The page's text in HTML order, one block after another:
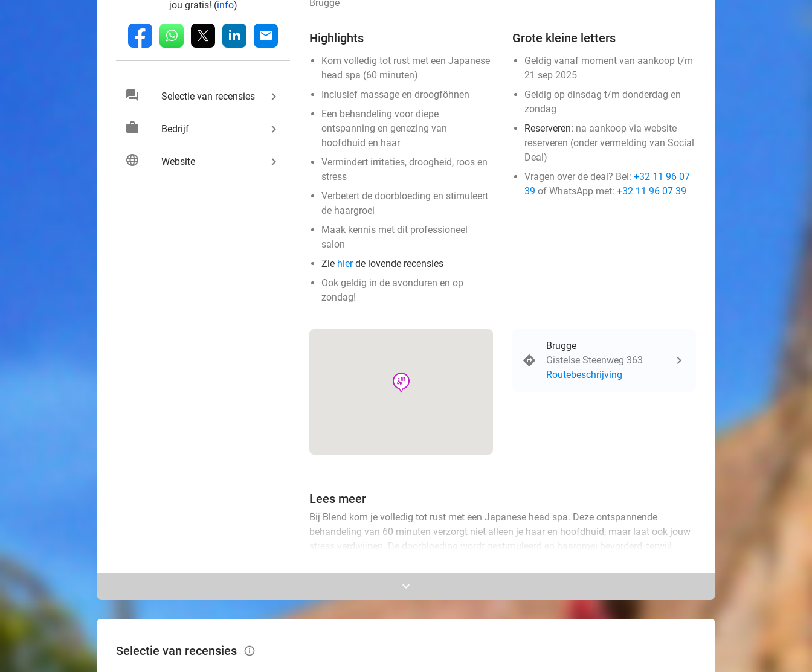
jou gratis! (info)
fb whatsapp linkedin mail
chat Selectie van recensies keyboard_arrow_right
work Bedrijf keyboard_arrow_right
language Website keyboard_arrow_right
Brugge
Highlights
Kom volledig tot rust met een Japanese
head spa (60 minuten)
Inclusief massage en droogföhnen
Een behandeling voor diepe
ontspanning en genezing van
hoofdhuid en haar
Vermindert irritaties, droogheid, roos en
stress
Verbetert de doorbloeding en stimuleert
de haargroei
Maak kennis met dit professioneel
salon
Zie hierde lovende recensies
Ook geldig in de avonduren en op
zondag!
Grote kleine letters
Geldig vanaf moment van aankoop t/m
21 sep 2025
Geldig op dinsdag t/m donderdag en
zondag
Reserveren: na aankoop via website
reserveren (onder vermelding van Social
Deal)
Vragen over de deal? Bel: +32 11 96 07
39 of WhatsApp met: +32 11 96 07 39
wellness
Brugge
Gistelse Steenweg 363
Routebeschrijving
Lees meer
Bij Blend kom je volledig tot rust met een Japanese head spa. Deze ontspannende
behandeling van 60 minuten verzorgt niet alleen je haar en hoofdhuid, maar laat ook jouw
stress verdwijnen. De doorbloeding wordt gestimuleerd en haargroei bevorderd, terwijl
Een fijne massage maakt jouw ontspanmoment helemaal af. Na de behandeling wordt je
haar zorgvuldig drooggeföhnd, zodat je met een fris en ontspannen gevoel de deur uitgaat.
Pure verwennerij voor jezelf én je haar!
keyboard_arrow_down
Selectie van recensies info_outlined